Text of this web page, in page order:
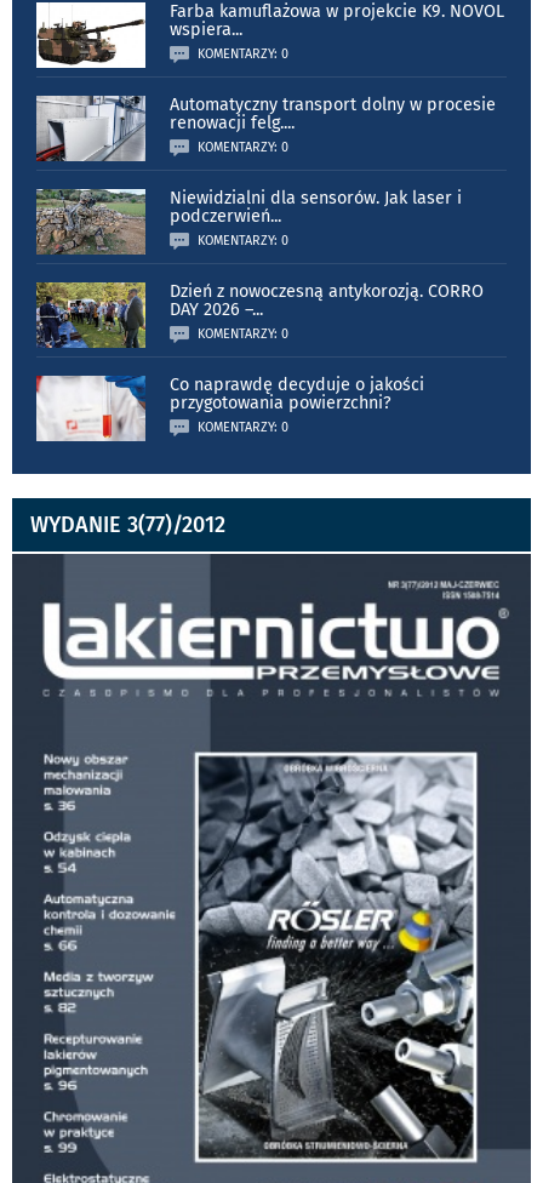
Farba kamuflażowa w projekcie K9. NOVOL
wspiera...
KOMENTARZY: 0
Automatyczny transport dolny w procesie
renowacji felg....
KOMENTARZY: 0
Niewidzialni dla sensorów. Jak laser i
podczerwień...
KOMENTARZY: 0
Dzień z nowoczesną antykorozją. CORRO
DAY 2026 –...
KOMENTARZY: 0
Co naprawdę decyduje o jakości
przygotowania powierzchni?
KOMENTARZY: 0
WYDANIE 3(77)/2012